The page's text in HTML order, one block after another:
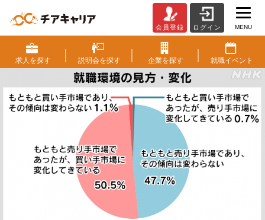
活
オ
ン
ラ
イ
ン
化
勝
ち
組
み
な
会員登録 ログイン MENU
求人を探す 説明会を探す 企業を探す 就職イベント